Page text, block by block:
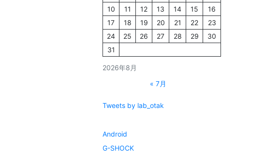
2026年8月
10
11 12 13 14 15
16
17
18 19 20 21 22
23
24
25 26 27 28 29
30
31
« 7月
Tweets by lab_otak
Android
G-SHOCK